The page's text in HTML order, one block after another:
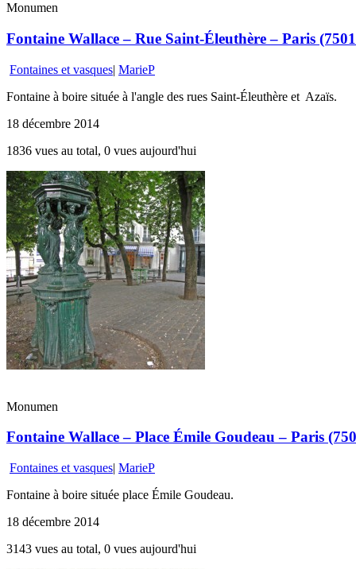
Monumen
Fontaine Wallace – Rue Saint-Éleuthère – Paris
Fontaines et vasques| MarieP
Fontaine à boire située à l'angle des rues Saint-Éleuthère et Azaïs.
18 décembre 2014
1836 vues au total, 0 vues aujourd'hui
Monumen
Fontaine Wallace – Place Émile Goudeau – Paris
Fontaines et vasques| MarieP
Fontaine à boire située place Émile Goudeau.
18 décembre 2014
3143 vues au total, 0 vues aujourd'hui